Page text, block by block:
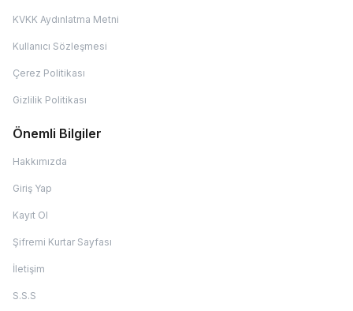
KVKK Aydınlatma Metni
Kullanıcı Sözleşmesi
Çerez Politikası
Gizlilik Politikası
Önemli Bilgiler
Hakkımızda
Giriş Yap
Kayıt Ol
Şifremi Kurtar Sayfası
İletişim
S.S.S